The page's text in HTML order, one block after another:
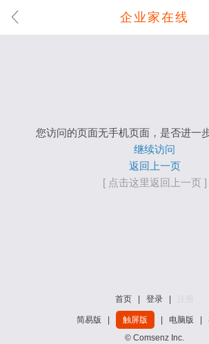
企业家在线
您访问的页面无手机页面，是否进一
继续访问
返回上一页
[ 点击这里返回上一页 ]
首页 登录
简易版 触屏版 电脑版
© Comsenz Inc.